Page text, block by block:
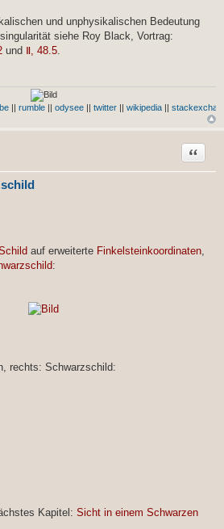
und unphysikalischen Bedeutung
siehe Roy Black, Vortrag:
und Ⅱ, 48.5
rumble odysee twitter wikipedia
Zitat
auf erweiterte Finkelsteinkoordinaten
:
rechts: Schwarzschild:
Kapitel: Sicht in einem Schwarzen